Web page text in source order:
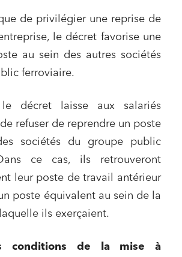
de privilégier une reprise de
le décret favorise une
au sein des autres sociétés
ferroviaire.
décret laisse aux salariés
refuser de reprendre un poste
sociétés du groupe public
ce cas, ils retrouveront
leur poste de travail antérieur
poste équivalent au sein de la
ils exerçaient.
conditions de la mise à
et assurance
et Fusions-Acquisitions
la politique de confidentialité